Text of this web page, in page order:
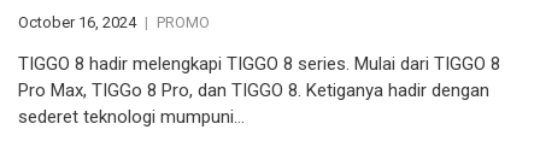
October 16, 2024 PROMO
TIGGO 8 hadir melengkapi TIGGO 8 series. Mulai dari TIGGO 8
Pro Max, TIGGo 8 Pro, dan TIGGO 8. Ketiganya hadir dengan
sederet teknologi mumpuni…